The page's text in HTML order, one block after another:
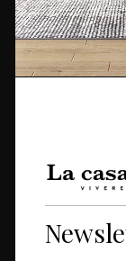
Categorie